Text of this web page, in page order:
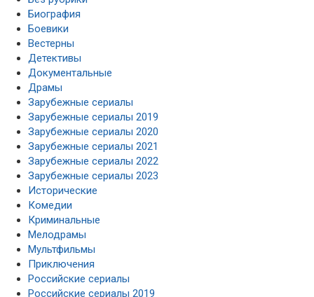
Биография
Боевики
Вестерны
Детективы
Документальные
Драмы
Зарубежные сериалы
Зарубежные сериалы 2019
Зарубежные сериалы 2020
Зарубежные сериалы 2021
Зарубежные сериалы 2022
Зарубежные сериалы 2023
Исторические
Комедии
Криминальные
Мелодрамы
Мультфильмы
Приключения
Российские сериалы
Российские сериалы 2019